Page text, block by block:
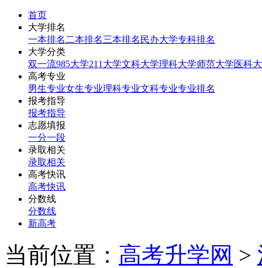
首页
大学排名
一本排名 二本排名三本排名 民办大学专科排名
大学分类
双一流985大学211大学文科大学理科大学师范大学医科
高考专业
男生专业女生专业理科专业文科专业专业排名
报考指导
报考指导
志愿填报
一分一段
录取相关
录取相关
高考快讯
高考快讯
分数线
分数线
新高考
当前位置： 高考升学网 >